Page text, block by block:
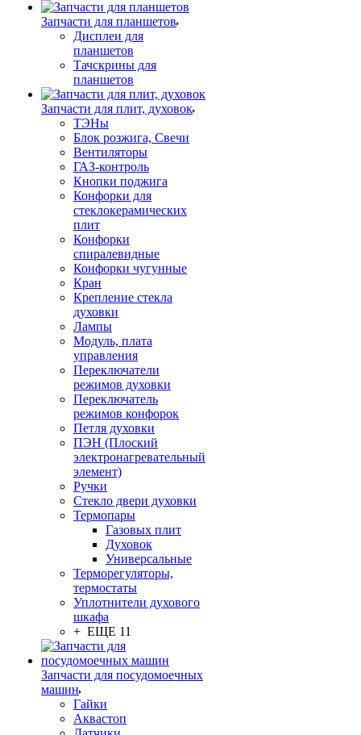
Запчасти для планшетов
Дисплеи для
планшетов
Тачскрины для
планшетов
Запчасти для плит, духовок
ТЭНы
Блок розжига, Свечи
Вентиляторы
ГАЗ-контроль
Кнопки поджига
Конфорки для
стеклокерамических
плит
Конфорки
спиралевидные
Конфорки чугунные
Кран
Крепление стекла
духовки
Лампы
Модуль, плата
управления
Переключатели
режимов духовки
Переключатель
режимов конфорок
Петля духовки
ПЭН (Плоский
электронагревательный
элемент)
Ручки
Стекло двери духовки
Термопары
Газовых плит
Духовок
Универсальные
Терморегуляторы,
термостаты
Уплотнители духового
шкафа
+ ЕЩЕ 11
Запчасти для посудомоечных
машин
Гайки
Аквастоп